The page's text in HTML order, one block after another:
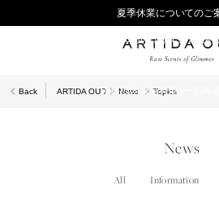
夏季休業についてのご
11,000円(税込)以上で送料
新規会員登録で1,000ポイント
10日以内返品可能 [一部商
Back ARTIDA OUD News Topics
News
All Information